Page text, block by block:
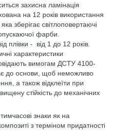
захисна ламінація
на 12 років використання
зберігає світлоповертаючі
фарби.
плівки - від 1 до 12 років.
характеристики
вимогам ДСТУ 4100-
до основи, щоб неможливо
а також відклеїти при
стійкість до механічних
знаки як на
з терміном придатності